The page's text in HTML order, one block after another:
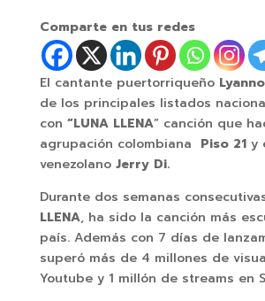
Comparte en tus redes
El cantante puertorriqueño Lyanno
de los principales listados
con “LUNA LLENA” canción que
agrupación colombiana Piso 21y
venezolano Jerry Di.
Durante dos semanas
LLENA, ha sido la canción más
país. Además con 7 días de
superó más de 4 millones de
Youtube y 1 millón de streams en